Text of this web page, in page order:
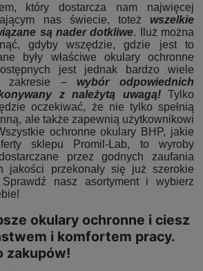
który dostarcza nam najwięcej
nas świecie, toteż wszelkie
są nader dotkliwe. Iluż można
gdyby wszędzie, gdzie jest to
były właściwe okulary ochronne
jest jednak bardzo wiele
zakresie – wybór odpowiednich
z należytą uwagą!Tylko
oczekiwać, że nie tylko spełnią
ale także zapewnią użytkownikowi
ochronne okulary BHP, jakie
sklepu Promil-Lab, to wyroby
przez godnych zaufania
jakości przekonały się już szerokie
nasz asortyment i wybierz
okulary ochronne i ciesz
i komfortem pracy.
zakupów!